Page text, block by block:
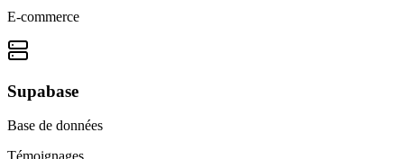
E-commerce
Supabase
Base de données